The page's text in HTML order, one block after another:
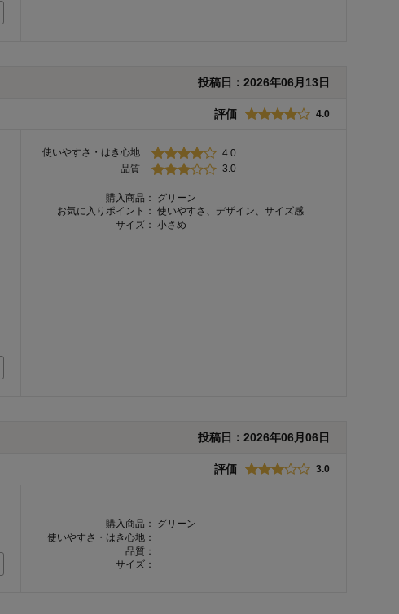
投稿日： 2026年06月13日
評価 4.0
使いやすさ・はき心地
4.0
品質
3.0
購入商品：
グリーン
お気に入りポイント： 使いやすさ、デザイン、サイズ感
サイズ： 小さめ
投稿日： 2026年06月06日
評価 3.0
購入商品：
グリーン
使いやすさ・はき心地：
品質：
サイズ：